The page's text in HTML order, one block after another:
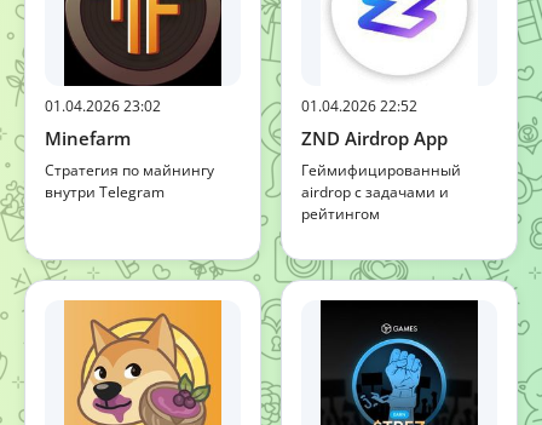
01.04.2026 23:02
Minefarm
Стратегия по майнингу
внутри Telegram
01.04.2026 22:52
ZND Airdrop App
Геймифицированный
airdrop с задачами и
рейтингом